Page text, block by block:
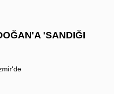
'SANDIĞI